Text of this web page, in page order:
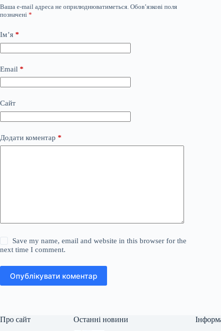
Ваша e-mail адреса не оприлюднюватиметься. Обов’язкові поля
позначені *
Ім’я *
Email *
Сайт
Додати коментар *
Save my name, email and website in this browser for the
next time I comment.
Опублікувати коментар
Про сайт Останні новини